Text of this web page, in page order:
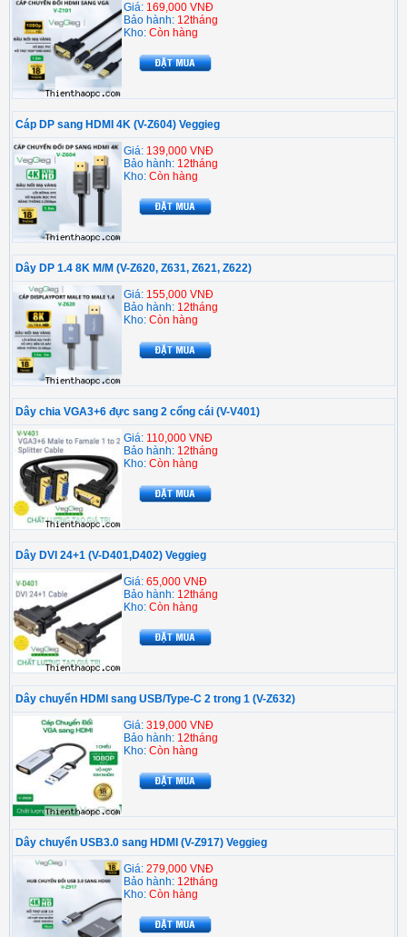
Giá: 169,000 VNĐ
Bảo hành: 12tháng
Kho: Còn hàng
Cáp DP sang HDMI 4K (V-Z604) Veggieg
Giá: 139,000 VNĐ
Bảo hành: 12tháng
Kho: Còn hàng
Dây DP 1.4 8K M/M (V-Z620, Z631, Z621, Z622)
Giá: 155,000 VNĐ
Bảo hành: 12tháng
Kho: Còn hàng
Dây chia VGA3+6 đực sang 2 cổng cái (V-V401)
Giá: 110,000 VNĐ
Bảo hành: 12tháng
Kho: Còn hàng
Dây DVI 24+1 (V-D401,D402) Veggieg
Giá: 65,000 VNĐ
Bảo hành: 12tháng
Kho: Còn hàng
Dây chuyển HDMI sang USB/Type-C 2 trong 1 (V-Z632)
Giá: 319,000 VNĐ
Bảo hành: 12tháng
Kho: Còn hàng
Dây chuyển USB3.0 sang HDMI (V-Z917) Veggieg
Giá: 279,000 VNĐ
Bảo hành: 12tháng
Kho: Còn hàng